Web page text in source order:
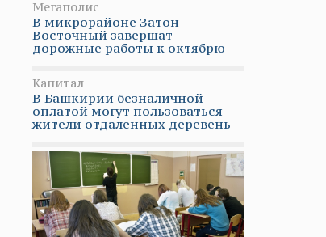
Мегаполис
В микрорайоне Затон-
Восточный завершат
дорожные работы к октябрю
Капитал
В Башкирии безналичной
оплатой могут пользоваться
жители отдаленных деревень